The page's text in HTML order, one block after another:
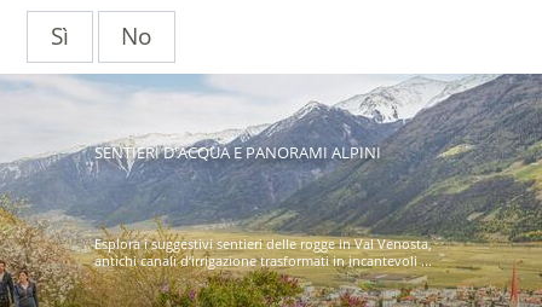
Sì
No
SENTIERI D'ACQUA E PANORAMI ALPINI
Esplora i suggestivi sentieri delle rogge in Val Venosta,
antichi canali d’irrigazione trasformati in incantevoli ...